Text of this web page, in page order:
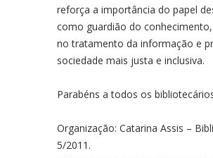
reforça a importância do papel
como guardião do
no tratamento da informação e
sociedade mais justa e inclusiva.
Parabéns a todos os
Organização: Catarina Assis –
5/2011.